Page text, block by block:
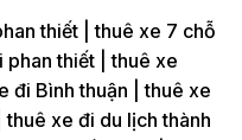
thiết | thuê xe 7 chỗ
phan thiết | thuê xe
đi Bình thuận | thuê xe
xe đi du lịch thành